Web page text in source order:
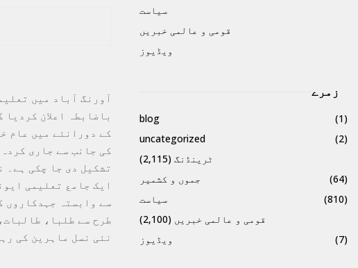
آورنگ آباد میں
کے دورانئے میں عام
تشکیل دی جا چکی ہے۔
ایک جامع تعلیمی
سے وابستہ جہدکاروں
طرح سے طلبا،
نئی نسل ماہرین کی
سیاست
قومی و عالمی خبریں
ویڈیوز
زمرے
blog
(1)
uncategorized
(2)
ٹرینڈنگ (2,115)
جموں و کشمیر
(64)
سیاست
(810)
قومی و عالمی خبریں (2,100)
ویڈیوز
(7)